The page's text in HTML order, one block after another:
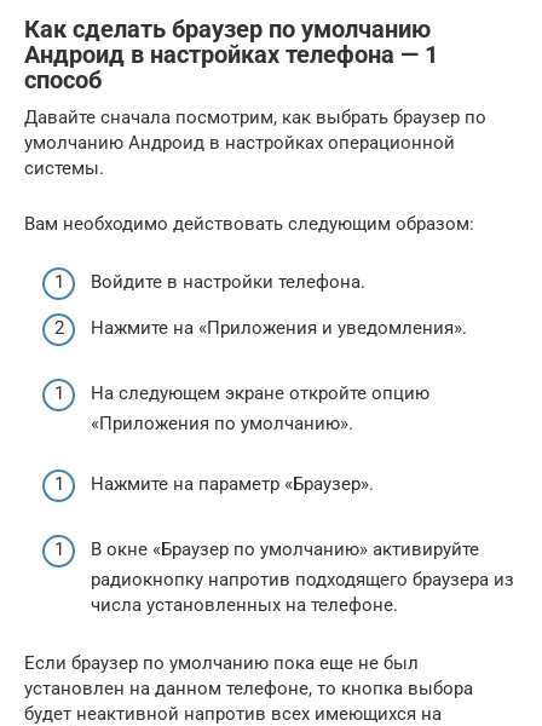
Как сделать браузер по умолчанию
Андроид в настройках телефона — 1
способ
Давайте сначала посмотрим, как выбрать браузер по
умолчанию Андроид в настройках операционной
системы.
Вам необходимо действовать следующим образом:
Войдите в настройки телефона.
Нажмите на «Приложения и уведомления».
На следующем экране откройте опцию
«Приложения по умолчанию».
Нажмите на параметр «Браузер».
В окне «Браузер по умолчанию» активируйте
радиокнопку напротив подходящего браузера из
числа установленных на телефоне.
Если браузер по умолчанию пока еще не был
установлен на данном телефоне, то кнопка выбора
будет неактивной напротив всех имеющихся на